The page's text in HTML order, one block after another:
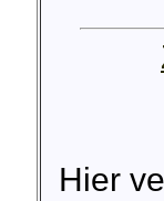
Hier